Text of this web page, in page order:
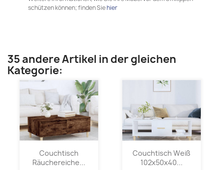
schützen können; finden Siehier
35 andere Artikel in der gleichen
Kategorie:
Couchtisch
Räuchereiche...
Couchtisch Weiß
102x50x40...